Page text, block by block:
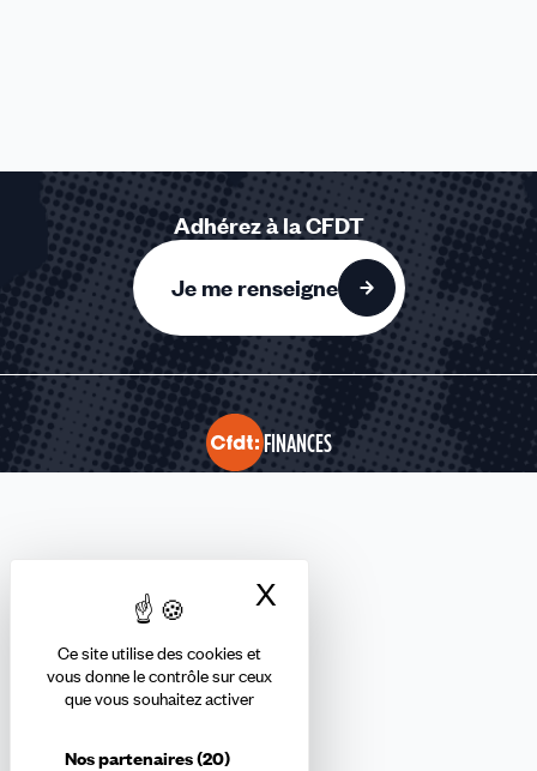
Ce site utilise des cookies et
vous donne le contrôle sur ceux
que vous souhaitez activer
Nos partenaires(20)
X
Adhérez à la CFDT
Je me renseigne
FINANCES
Abonnez-vous à la newsletter